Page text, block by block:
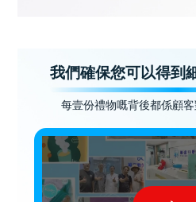
我們確保您可以得到
每壹份禮物嘅背後都係顧